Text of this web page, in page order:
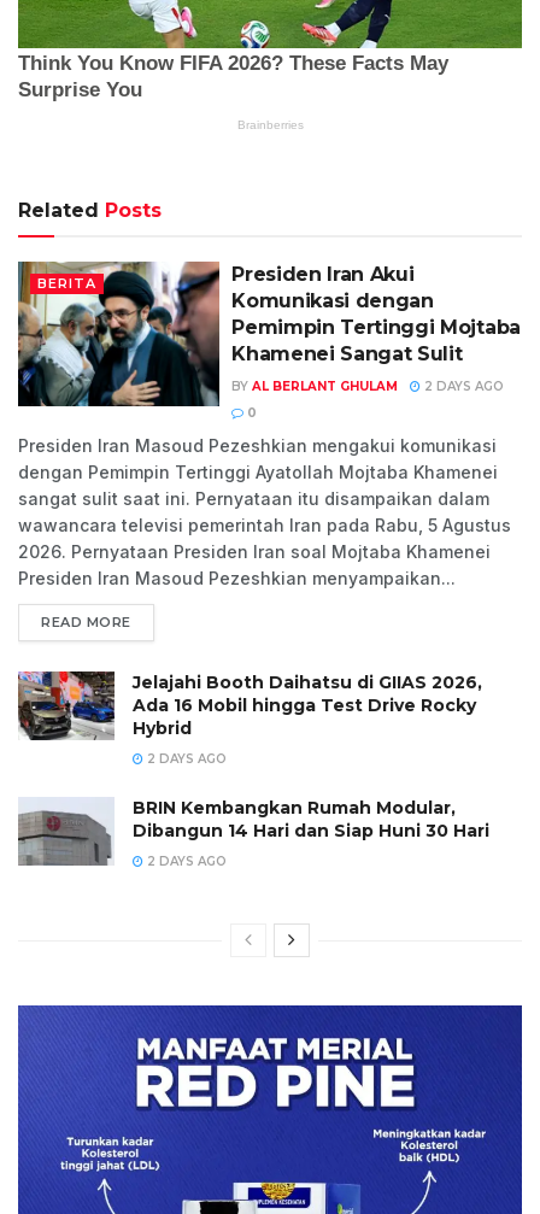
Related Posts
BERITA
Presiden Iran Akui
Komunikasi dengan
Pemimpin Tertinggi Mojtaba
Khamenei Sangat Sulit
BY AL BERLANT GHULAM
2 DAYS AGO
0
Presiden Iran Masoud Pezeshkian mengakui komunikasi
dengan Pemimpin Tertinggi Ayatollah Mojtaba Khamenei
sangat sulit saat ini. Pernyataan itu disampaikan dalam
wawancara televisi pemerintah Iran pada Rabu, 5 Agustus
2026. Pernyataan Presiden Iran soal Mojtaba Khamenei
Presiden Iran Masoud Pezeshkian menyampaikan...
READ MORE
Jelajahi Booth Daihatsu di GIIAS 2026,
Ada 16 Mobil hingga Test Drive Rocky
Hybrid
2 DAYS AGO
BRIN Kembangkan Rumah Modular,
Dibangun 14 Hari dan Siap Huni 30 Hari
2 DAYS AGO